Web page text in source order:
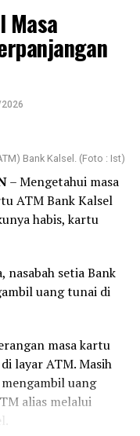
diakses di 13
yang tersebar di
yaitu : KCS
Handil Bakti, KCPS
dan KCPS
KCPS Pelaihari,
Paringin, KCPS
sagi masyarakat
Milad ke-22 Bank
yang sangat
awal yang berkah
detail produk
dapat
Kalsel Syariah
Bank Kalsel di
Masa
Bank Kalsel. (Foto : Ist)
– Mengetahui masa
ATM Bank Kalsel
habis, kartu
nasabah setia Bank
uang tunai di
masa kartu
layar ATM. Masih
uang
alias melalui